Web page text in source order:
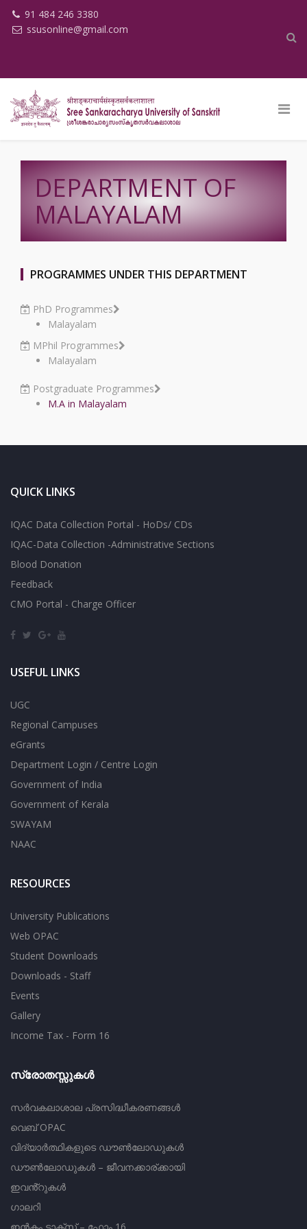
91 484 246 3380
ssusonline@gmail.com
DEPARTMENT OF
MALAYALAM
PROGRAMMES UNDER THIS DEPARTMENT
PhD Programmes
Malayalam
MPhil Programmes
Malayalam
Postgraduate Programmes
M.A in Malayalam
QUICK LINKS
IQAC Data Collection Portal - HoDs/ CDs
IQAC-Data Collection -Administrative Sections
Blood Donation
Feedback
CMO Portal - Charge Officer
USEFUL LINKS
UGC
Regional Campuses
eGrants
Department Login / Centre Login
Government of India
Government of Kerala
SWAYAM
NAAC
RESOURCES
University Publications
Web OPAC
Student Downloads
Downloads - Staff
Events
Gallery
Income Tax - Form 16
സ്രോതസ്സുകൾ
സർവകലാശാല പ്രസിദ്ധീകരണങ്ങൾ
വെബ് OPAC
വിദ്യാർത്ഥികളുടെ ഡൗൺലോഡുകൾ
ഡൗൺലോഡുകൾ – ജീവനക്കാര്ക്കായി
ഇവൻ്റുകൾ
ഗാലറി